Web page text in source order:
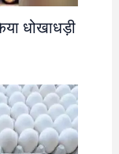
धोखाधड़ी